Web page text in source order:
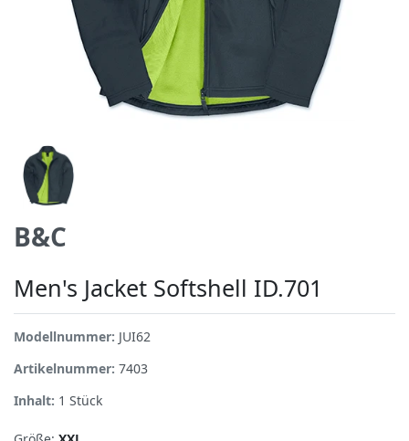
B&C
Men's Jacket Softshell ID.701
Modellnummer: JUI62
Artikelnummer: 7403
Inhalt: 1 Stück